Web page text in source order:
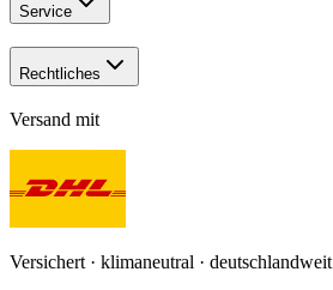
Service
Rechtliches
Versand mit
Versichert · klimaneutral · deutschlandweit